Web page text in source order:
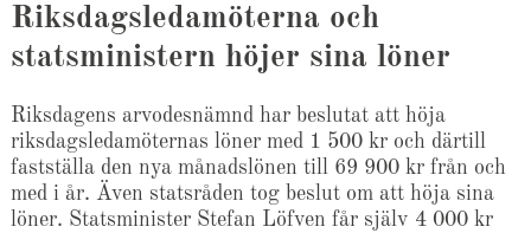
Riksdagsledamöterna och
statsministern höjer sina löner
Riksdagens arvodesnämnd har beslutat att höja
riksdagsledamöternas löner med 1 500 kr och därtill
fastställa den nya månadslönen till 69 900 kr från och
med i år. Även statsråden tog beslut om att höja sina
löner. Statsminister Stefan Löfven får själv 4 000 kr